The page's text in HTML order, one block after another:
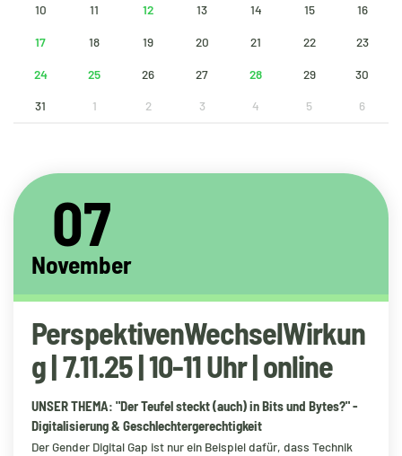
10 11 12 13 14 15 16
17 18 19 20 21 22 23
24 25 26 27 28 29 30
31 1 2 3 4 5 6
07
November
PerspektivenWechselWirkun
g | 7.11.25 | 10-11 Uhr | online
UNSER THEMA: "Der Teufel steckt (auch) in Bits und Bytes?" -
Digitalisierung & Geschlechtergerechtigkeit
DerGender Digital Gap ist nur ein Beispiel dafür, dass Technik